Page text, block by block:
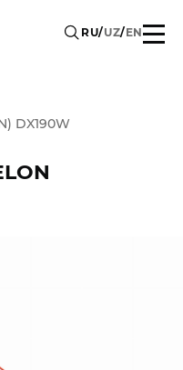
RU/UZ/EN
DX190W